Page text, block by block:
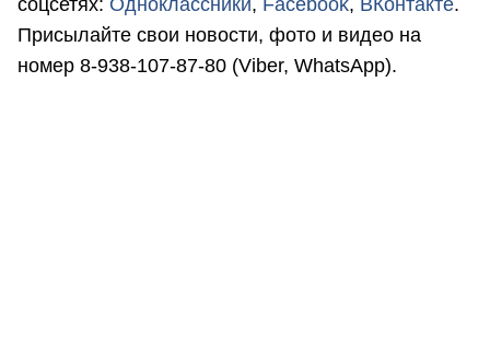
соцсетях: Одноклассники, Facebook, ВКонтакте.
Присылайте свои новости, фото и видео на
номер 8-938-107-87-80 (Viber, WhatsApp).